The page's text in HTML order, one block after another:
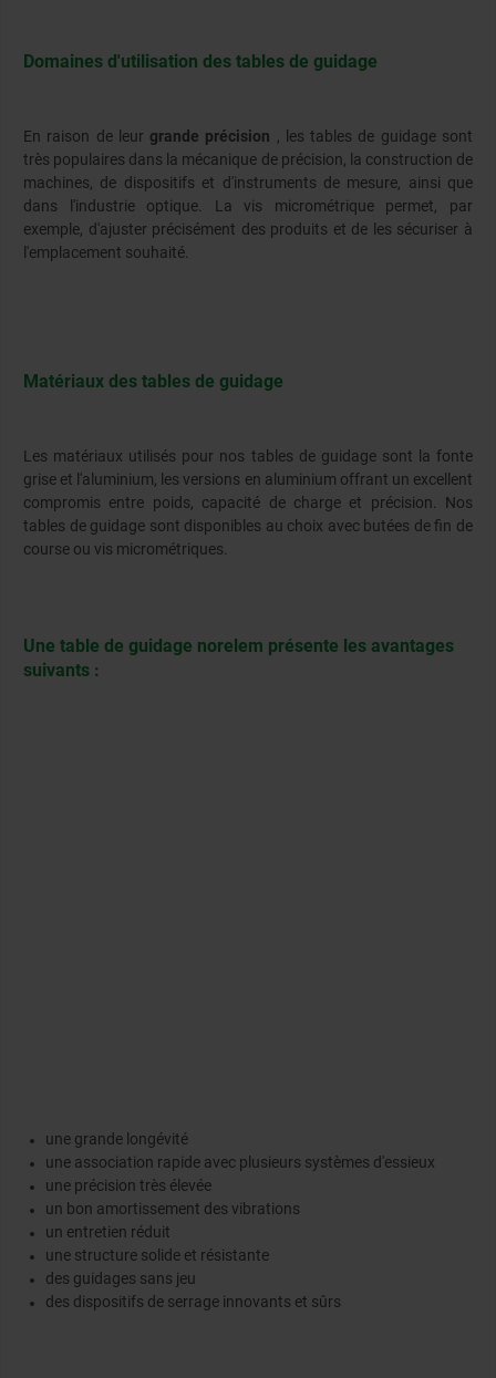
Domaines d'utilisation des tables de guidage
En raison de leur grande précision , les tables de guidage sont
très populaires dans la mécanique de précision, la construction de
machines, de dispositifs et d'instruments de mesure, ainsi que
dans l'industrie optique. La vis micrométrique permet, par
exemple, d'ajuster précisément des produits et de les sécuriser à
l'emplacement souhaité.
Matériaux des tables de guidage
Les matériaux utilisés pour nos tables de guidage sont la fonte
grise et l'aluminium, les versions en aluminium offrant un excellent
compromis entre poids, capacité de charge et précision. Nos
tables de guidage sont disponibles au choix avec butées de fin de
course ou vis micrométriques.
Une table de guidage norelem présente les avantages
suivants :
une grande longévité
une association rapide avec plusieurs systèmes d'essieux
une précision très élevée
un bon amortissement des vibrations
un entretien réduit
une structure solide et résistante
des guidages sans jeu
des dispositifs de serrage innovants et sûrs